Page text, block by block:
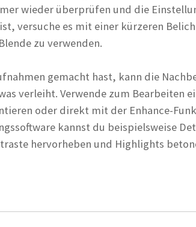
wieder überprüfen und die
versuche es mit einer kürzeren
zu verwenden.
gemacht hast, kann die
verleiht. Verwende zum Bearbeiten
oder direkt mit der Enhance-
kannst du beispielsweise
hervorheben und Highlights